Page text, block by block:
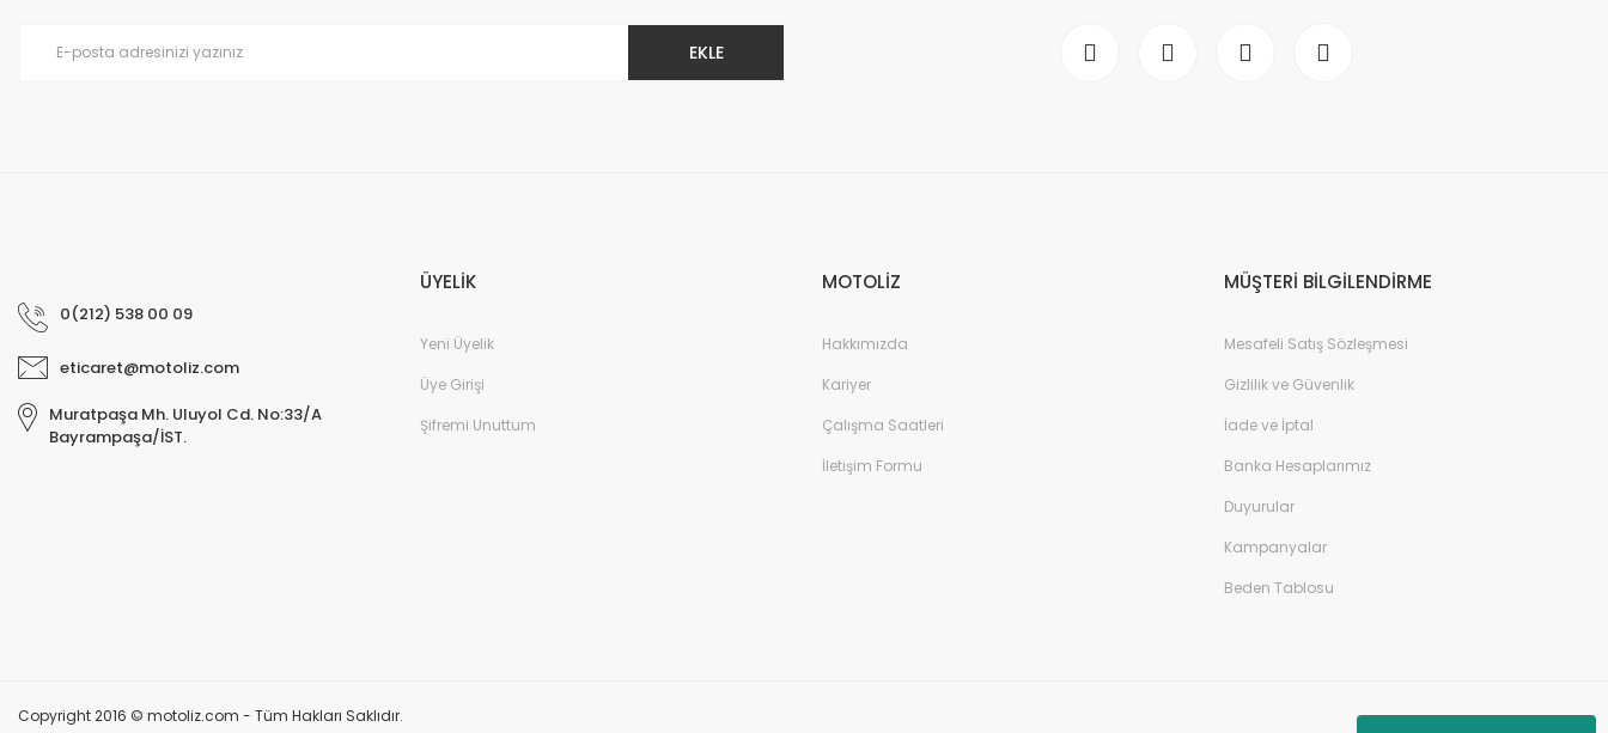
EKLE
0(212) 538 00 09
eticaret@motoliz.com
Muratpaşa Mh. Uluyol Cd. No:33/A
Bayrampaşa/İST.
ÜYELİK
Yeni Üyelik
Üye Girişi
Şifremi Unuttum
MOTOLİZ
Hakkımızda
Kariyer
Çalışma Saatleri
İletişim Formu
MÜŞTERİ BİLGİLENDİRME
Mesafeli Satış Sözleşmesi
Gizlilik ve Güvenlik
İade ve İptal
Banka Hesaplarımız
Duyurular
Kampanyalar
Beden Tablosu
Copyright 2016 © motoliz.com - Tüm Hakları Saklıdır.